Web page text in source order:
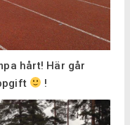
hårt! Här går
!